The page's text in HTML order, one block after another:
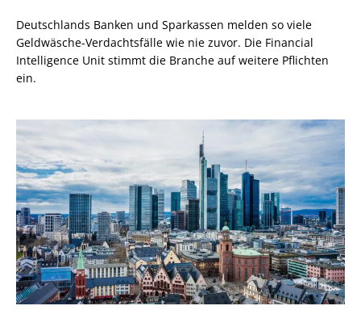
Deutschlands Banken und Sparkassen melden so viele
Geldwäsche-Verdachtsfälle wie nie zuvor. Die Financial
Intelligence Unit stimmt die Branche auf weitere Pflichten
ein.